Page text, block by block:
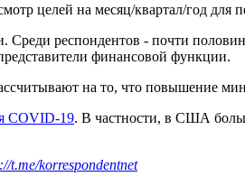
целей на месяц/квартал/год для
респондентов - почти
финансовой функции.
на то, что повышение
COVID-19. В частности, в США
t.me/korrespondentnet